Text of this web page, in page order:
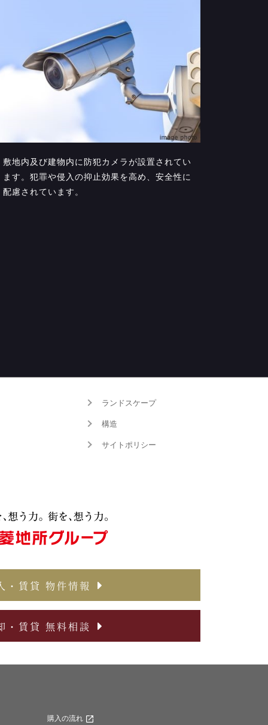
敷地内及び建物内に防犯カメラが設置されてい
ます。犯罪や侵入の抑止効果を高め、安全性に
配慮されています。
ランドスケープ
構造
サイトポリシー
・賃貸 物件情報
・賃貸 無料相談
購入の流れ